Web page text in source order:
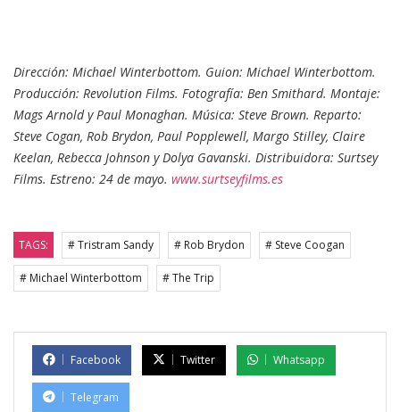
Dirección: Michael Winterbottom. Guion: Michael Winterbottom.
Producción: Revolution Films. Fotografía: Ben Smithard. Montaje:
Mags Arnold y Paul Monaghan. Música: Steve Brown. Reparto:
Steve Cogan, Rob Brydon, Paul Popplewell, Margo Stilley, Claire
Keelan, Rebecca Johnson y Dolya Gavanski. Distribuidora: Surtsey
Films. Estreno: 24 de mayo. www.surtseyfilms.es
TAGS: # Tristram Sandy # Rob Brydon # Steve Coogan
# Michael Winterbottom # The Trip
Facebook Twitter Whatsapp
Telegram